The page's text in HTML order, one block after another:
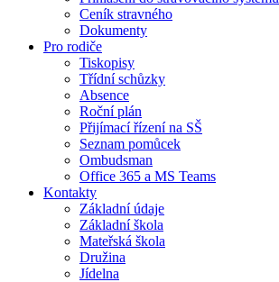
Ceník stravného
Dokumenty
Pro rodiče
Tiskopisy
Třídní schůzky
Absence
Roční plán
Přijímací řízení na SŠ
Seznam pomůcek
Ombudsman
Office 365 a MS Teams
Kontakty
Základní údaje
Základní škola
Mateřská škola
Družina
Jídelna